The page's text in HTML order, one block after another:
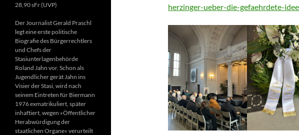
herzinger-ueber-die-gefaehrdete-
28,90 sFr (UVP)
Der Journalist Gerald Praschl
legt eine erste politische
Biografie des Bürgerrechtlers
und Chefs der
Stasiunterlagenbehörde
Roland Jahn vor. Schon als
Jugendlicher gerät Jahn ins
Visier der Stasi, wird nach
seinem Eintreten für Biermann
1976 exmatrikuliert, später
inhaftiert, wegen »Öffentlicher
Herabwürdigung der
staatlichen Organe« verurteilt